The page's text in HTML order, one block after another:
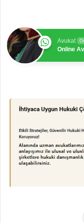
Avukat
Online